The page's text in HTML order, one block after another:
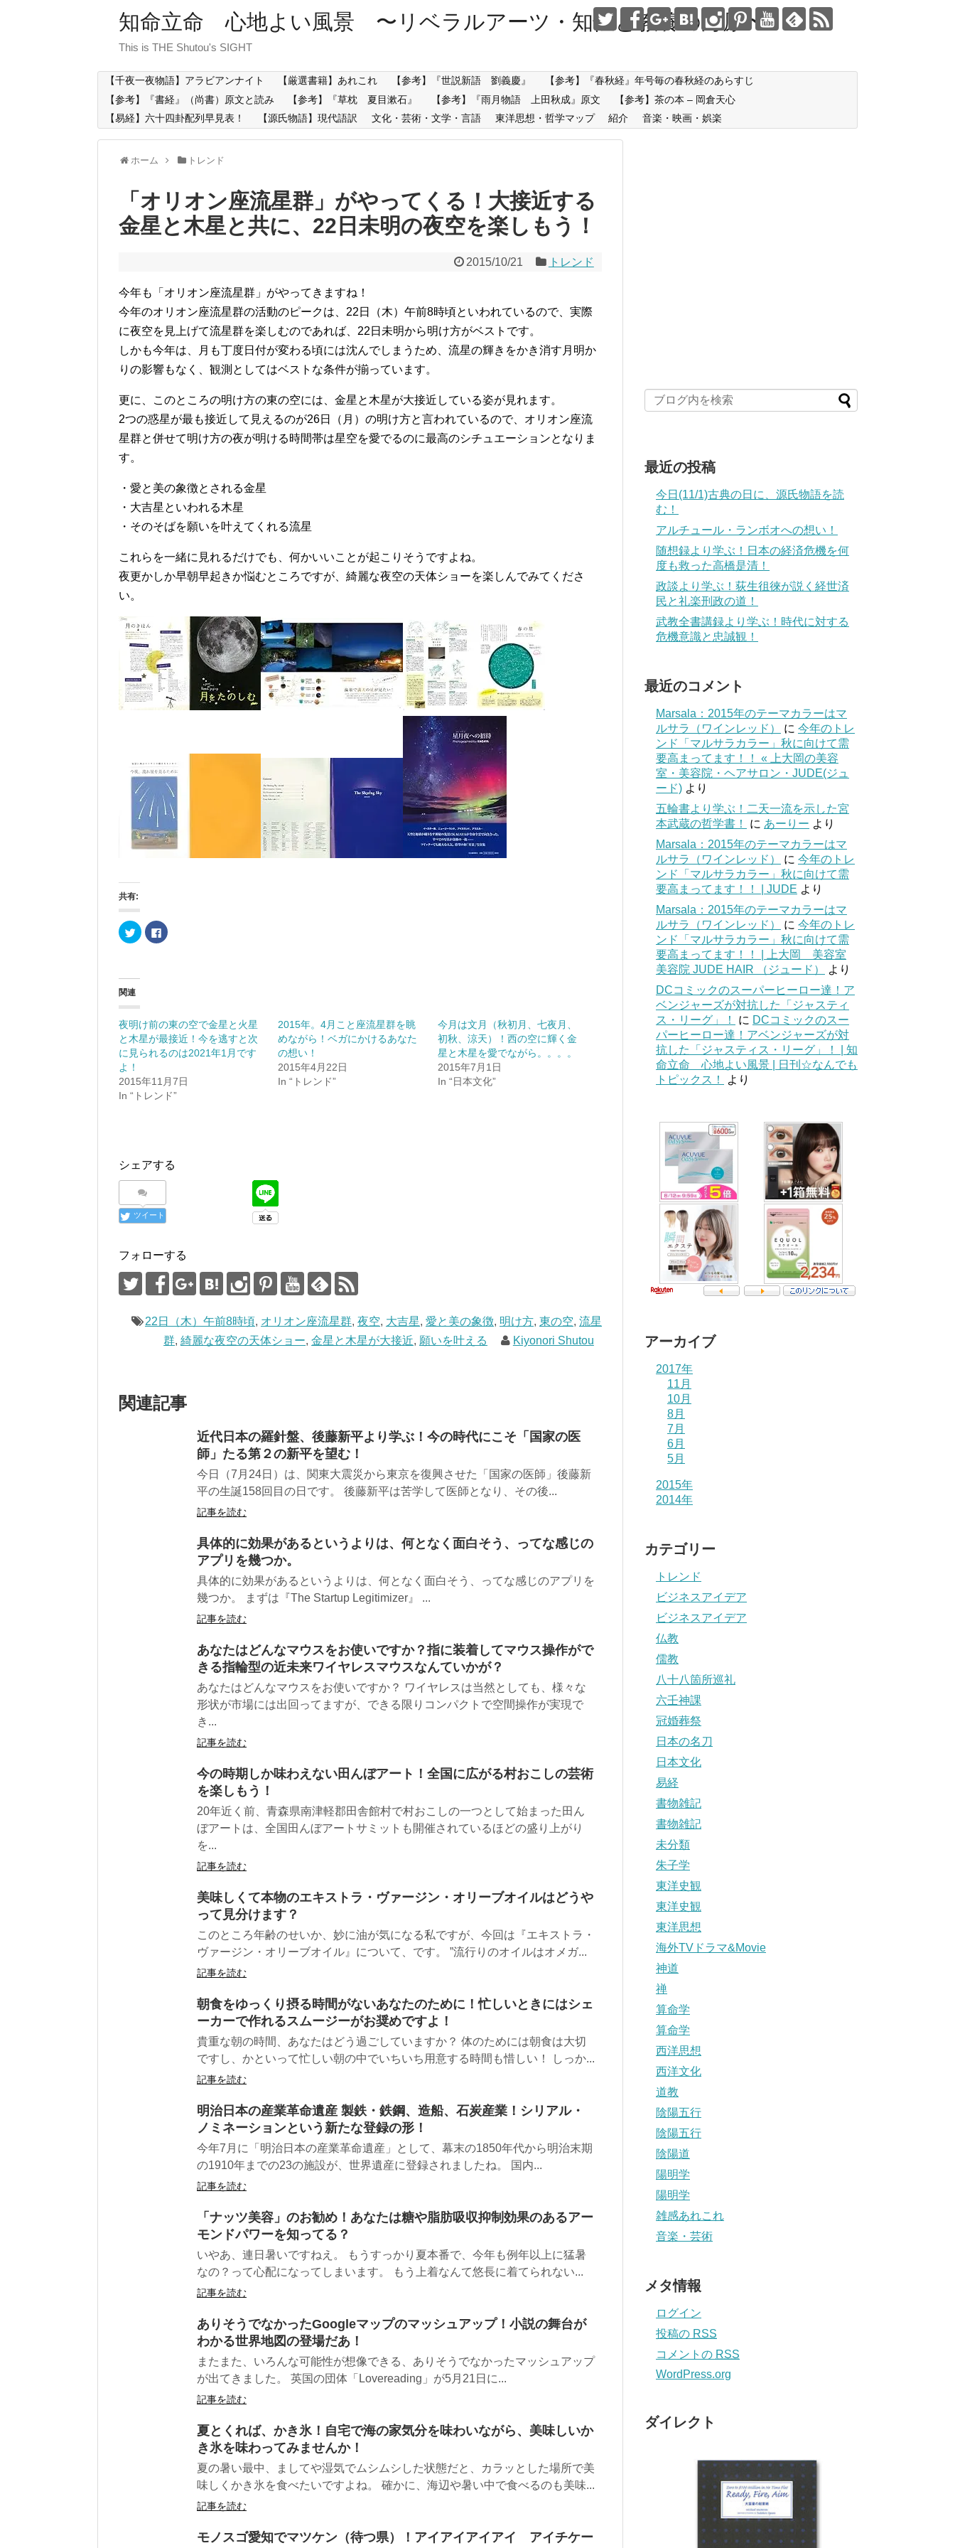
知命立命 心地よい風景 〜リベラルアーツ・知性と教養の海原〜
This is THE Shutou's SIGHT
【千夜一夜物語】アラビアンナイト 【厳選書籍】あれこれ 【参考】『世説新語 劉義慶』
【参考】『春秋経』年号毎の春秋経のあらすじ
【参考】『書経』（尚書）原文と読み
【参考】『草枕 夏目漱石』 【参考】『雨月物語 上田秋成』原文
【参考】茶の本 – 岡倉天心
【易経】六十四卦配列早見表！
【源氏物語】現代語訳 文化・芸術・文学・言語 東洋思想・哲学マップ 紹介 音楽・映画・娯楽
ホーム トレンド
「オリオン座流星群」がやってくる！大接近する
金星と木星と共に、22日未明の夜空を楽しもう！
2015/10/21 トレンド
今年も「オリオン座流星群」がやってきますね！
今年のオリオン座流星群の活動のピークは、22日（木）午前8時頃といわれているので、実際
に夜空を見上げて流星群を楽しむのであれば、22日未明から明け方がベストです。
しかも今年は、月も丁度日付が変わる頃には沈んでしまうため、流星の輝きをかき消す月明か
りの影響もなく、観測としてはベストな条件が揃っています。
更に、このところの明け方の東の空には、金星と木星が大接近している姿が見れます。
2つの惑星が最も接近して見えるのが26日（月）の明け方と言われているので、オリオン座流
星群と併せて明け方の夜が明ける時間帯は星空を愛でるのに最高のシチュエーションとなりま
す。
・愛と美の象徴とされる金星
・大吉星といわれる木星
・そのそばを願いを叶えてくれる流星
これらを一緒に見れるだけでも、何かいいことが起こりそうですよね。
夜更かしか早朝早起きか悩むところですが、綺麗な夜空の天体ショーを楽しんでみてくださ
い。
共有:
ク
リ
T
t
e
r
で
共
有
新
し
い
ウ
き
ま
F
a
す
る
に
は
ク
ッ
ク
し
て
し
い
ィ
ド
ウ
で
す
関連
夜明け前の東の空で金星と火星
と木星が最接近！今を逃すと次
に見られるのは2021年1月です
よ！
2015年11月7日
In “トレンド”
2015年。4月こと座流星群を眺
めながら！ベガにかけるあなた
の想い！
2015年4月22日
In “トレンド”
今月は文月（秋初月、七夜月、
初秋、涼天）！西の空に輝く金
星と木星を愛でながら。。。。
2015年7月1日
In “日本文化”
シェアする
ツイート
フォローする
22日（木）午前8時頃, オリオン座流星群, 夜空, 大吉星, 愛と美の象徴, 明け方, 東の空, 流星
群,綺麗な夜空の天体ショー,金星と木星が大接近, 願いを叶える Kiyonori Shutou
関連記事
近代日本の羅針盤、後藤新平より学ぶ！今の時代にこそ「国家の医
師」たる第２の新平を望む！
今日（7月24日）は、関東大震災から東京を復興させた「国家の医師」後藤新
平の生誕158回目の日です。 後藤新平は苦学して医師となり、その後...
記事を読む
具体的に効果があるというよりは、何となく面白そう、ってな感じの
アプリを幾つか。
具体的に効果があるというよりは、何となく面白そう、ってな感じのアプリを
幾つか。 まずは『The Startup Legitimizer』 ...
記事を読む
あなたはどんなマウスをお使いですか？指に装着してマウス操作がで
きる指輪型の近未来ワイヤレスマウスなんていかが？
あなたはどんなマウスをお使いですか？ ワイヤレスは当然としても、様々な
形状が市場には出回ってますが、できる限りコンパクトで空間操作が実現で
き...
記事を読む
今の時期しか味わえない田んぼアート！全国に広がる村おこしの芸術
を楽しもう！
20年近く前、青森県南津軽郡田舎館村で村おこしの一つとして始まった田ん
ぼアートは、全国田んぼアートサミットも開催されているほどの盛り上がり
を...
記事を読む
美味しくて本物のエキストラ・ヴァージン・オリーブオイルはどうや
って見分けます？
このところ年齢のせいか、妙に油が気になる私ですが、今回は『エキストラ・
ヴァージン・オリーブオイル』について、です。 ”流行りのオイルはオメガ...
記事を読む
朝食をゆっくり摂る時間がないあなたのために！忙しいときにはシェ
ーカーで作れるスムージーがお奨めですよ！
貴重な朝の時間、あなたはどう過ごしていますか？ 体のためには朝食は大切
ですし、かといって忙しい朝の中でいちいち用意する時間も惜しい！ しっか...
記事を読む
明治日本の産業革命遺産 製鉄・鉄鋼、造船、石炭産業！シリアル・
ノミネーションという新たな登録の形！
今年7月に「明治日本の産業革命遺産」として、幕末の1850年代から明治末期
の1910年までの23の施設が、世界遺産に登録されましたね。 国内...
記事を読む
「ナッツ美容」のお勧め！あなたは糖や脂肪吸収抑制効果のあるアー
モンドパワーを知ってる？
いやあ、連日暑いですねえ。 もうすっかり夏本番で、今年も例年以上に猛暑
なの？って心配になってしまいます。 もう上着なんて悠長に着てられない...
記事を読む
ありそうでなかったGoogleマップのマッシュアップ！小説の舞台が
わかる世界地図の登場だあ！
またまた、いろんな可能性が想像できる、ありそうでなかったマッシュアップ
が出てきました。 英国の団体「Lovereading」が5月21日に...
記事を読む
夏とくれば、かき氷！自宅で海の家気分を味わいながら、美味しいか
き氷を味わってみませんか！
夏の暑い最中、ましてや湿気でムシムシした状態だと、カラッとした場所で美
味しくかき氷を食べたいですよね。 確かに、海辺や暑い中で食べるのも美味...
記事を読む
モノスゴ愛知でマツケン（待つ県）！アイアイアイアイ アイチケー
最近の投稿
今日(11/1)古典の日に、源氏物語を読
む！
アルチュール・ランボオへの想い！
随想録より学ぶ！日本の経済危機を何
度も救った高橋是清！
政談より学ぶ！荻生徂徠が説く経世済
民と礼楽刑政の道！
武教全書講録より学ぶ！時代に対する
危機意識と忠誠観！
最近のコメント
Marsala：2015年のテーマカラーはマ
ルサラ（ワインレッド）
に 今年のトレ
ンド「マルサラカラー」秋に向けて需
要高まってます！！ « 上大岡の美容
室・美容院・ヘアサロン・JUDE(ジュ
ード) より
五輪書より学ぶ！二天一流を示した宮
本武蔵の哲学書！
に あーりー より
Marsala：2015年のテーマカラーはマ
ルサラ（ワインレッド）
に 今年のトレ
ンド「マルサラカラー」秋に向けて需
要高まってます！！ | JUDE より
Marsala：2015年のテーマカラーはマ
ルサラ（ワインレッド）
に 今年のトレ
ンド「マルサラカラー」秋に向けて需
要高まってます！！ | 上大岡 美容室
美容院 JUDE HAIR （ジュード）
より
DCコミックのスーパーヒーロー達！ア
ベンジャーズが対抗した「ジャスティ
ス・リーグ」！
に DCコミックのスー
パーヒーロー達！アベンジャーズが対
抗した「ジャスティス・リーグ」！ | 知
命立命 心地よい風景 | 日刊☆なんでも
トピックス！
より
アーカイブ
2017年
11月
10月
8月
7月
6月
5月
2015年
2014年
カテゴリー
トレンド
ビジネスアイデア
ビジネスアイデア
仏教
儒教
八十八箇所巡礼
六壬神課
冠婚葬祭
日本の名刀
日本文化
易経
書物雑記
書物雑記
未分類
朱子学
東洋史観
東洋史観
東洋思想
海外TVドラマ&Movie
神道
禅
算命学
算命学
西洋思想
西洋文化
道教
陰陽五行
陰陽五行
陰陽道
陽明学
陽明学
雑感あれこれ
音楽・芸術
メタ情報
ログイン
投稿の RSS
コメントの RSS
WordPress.org
ダイレクト